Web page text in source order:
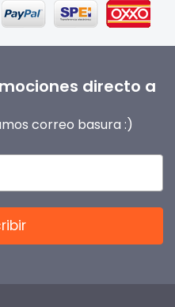
directo a
correo basura :)